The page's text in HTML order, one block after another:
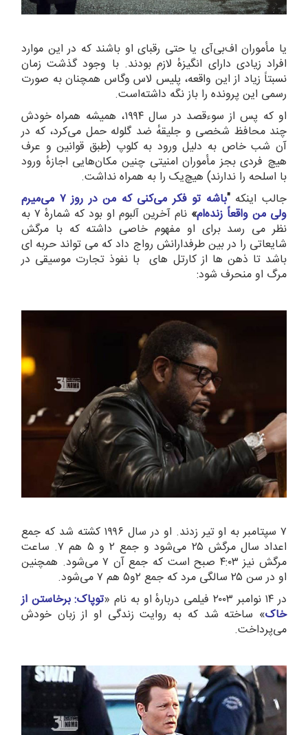
یا مأموران اف‌بی‌آی یا حتی رقبای او باشند که در این موارد
افراد زیادی دارای انگیزهٔ لازم بودند. با وجود گذشت زمان
نسبتاً زیاد از این واقعه، پلیس لاس وگاس همچنان به صورت
رسمی این پرونده را باز نگه داشته‌است.
او که پس از سوءقصد در سال ۱۹۹۴، همیشه همراه خودش
چند محافظ شخصی و جلیقهٔ ضد گلوله حمل می‌کرد، که در
آن شب خاص به دلیل ورود به کلوپ (طبق قوانین و عرف
هیچ فردی بجز مأموران امنیتی چنین مکان‌هایی اجازهٔ ورود
با اسلحه را ندارند) هیچ‌یک را به همراه نداشت.
جالب اینکه"باشه تو فکر می‌کنی که من در روز۷ می‌میرم
ولی من واقعاً زنده‌ام»
نام آخرین آلبوم او بود که شمارهٔ ۷ به
نظر می رسد برای او مفهوم خاصی داشته که با مرگش
شایعاتی را در بین طرفدارانش رواج داد که می تواند حربه ای
باشد تا ذهن ها از کارتل های با نفوذ تجارت موسیقی در
مرگ او منحرف شود:
۷ سپتامبر به او تیر زدند. او در سال ۱۹۹۶ کشته شد که جمع
اعداد سال مرگش ۲۵ می‌شود و جمع ۲ و ۵ هم ۷. ساعت
مرگش نیز ۴:۰۳ صبح است که جمع آن ۷ می‌شود. همچنین
او در سن ۲۵ سالگی مرد که جمع ۲و۵ هم ۷ می‌شود.
در ۱۴ نوامبر ۲۰۰۳ فیلمی دربارهٔ او به نام «
توپاک: برخاستن از
خاک» ساخته شد که به روایت زندگی او از زبان خودش
می‌پرداخت.